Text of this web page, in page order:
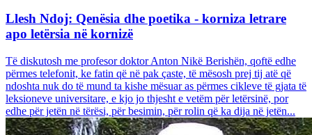
Llesh Ndoj: Qenësia dhe poetika - korniza letrare
apo letërsia në kornizë
Të diskutosh me profesor doktor Anton Nikë Berishën, qoftë edhe
përmes telefonit, ke fatin që në pak çaste, të mësosh prej tij atë që
ndoshta nuk do të mund ta kishe mësuar as përmes cikleve të gjata të
leksioneve universitare, e kjo jo thjesht e vetëm për letërsinë, por
edhe për jetën në tërësi, për besimin, për rolin që ka dija në jetën...